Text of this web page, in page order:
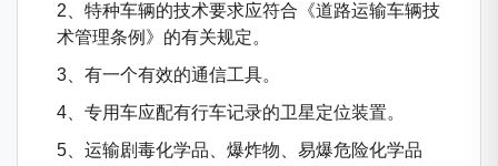
2、特种车辆的技术要求应符合《道路运输车辆技
术管理条例》的有关规定。
3、有一个有效的通信工具。
4、专用车应配有行车记录的卫星定位装置。
5、运输剧毒化学品、爆炸物、易爆危险化学品